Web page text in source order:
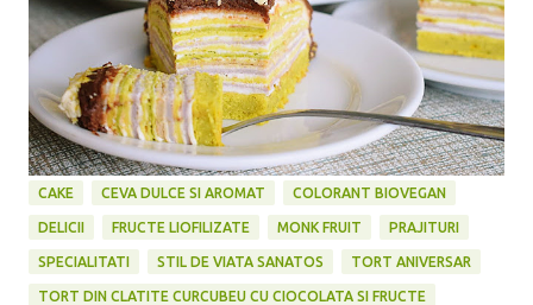
CAKE CEVA DULCE SI AROMAT COLORANT BIOVEGAN
DELICII FRUCTE LIOFILIZATE MONK FRUIT PRAJITURI
SPECIALITATI STIL DE VIATA SANATOS TORT ANIVERSAR
TORT DIN CLATITE CURCUBEU CU CIOCOLATA SI FRUCTE